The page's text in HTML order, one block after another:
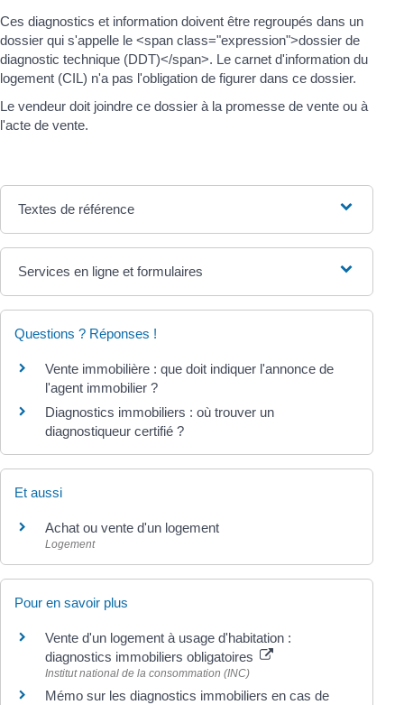
Ces diagnostics et information doivent être regroupés dans un
dossier qui s'appelle le <span class="expression">dossier de
diagnostic technique (DDT)</span>. Le carnet d'information du
logement (CIL) n'a pas l'obligation de figurer dans ce dossier.
Le vendeur doit joindre ce dossier à la promesse de vente ou à
l'acte de vente.
Textes de référence
Services en ligne et formulaires
Questions ? Réponses !
Vente immobilière : que doit indiquer l'annonce de
l'agent immobilier ?
Diagnostics immobiliers : où trouver un
diagnostiqueur certifié ?
Et aussi
Achat ou vente d'un logement
Logement
Pour en savoir plus
Vente d'un logement à usage d'habitation :
diagnostics immobiliers obligatoires
Institut national de la consommation (INC)
Mémo sur les diagnostics immobiliers en cas de